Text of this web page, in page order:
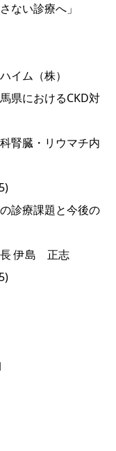
ない診療へ」
イム（株）
県におけるCKD対
腎臓・リウマチ内
診療課題と今後の
長 伊島 正志